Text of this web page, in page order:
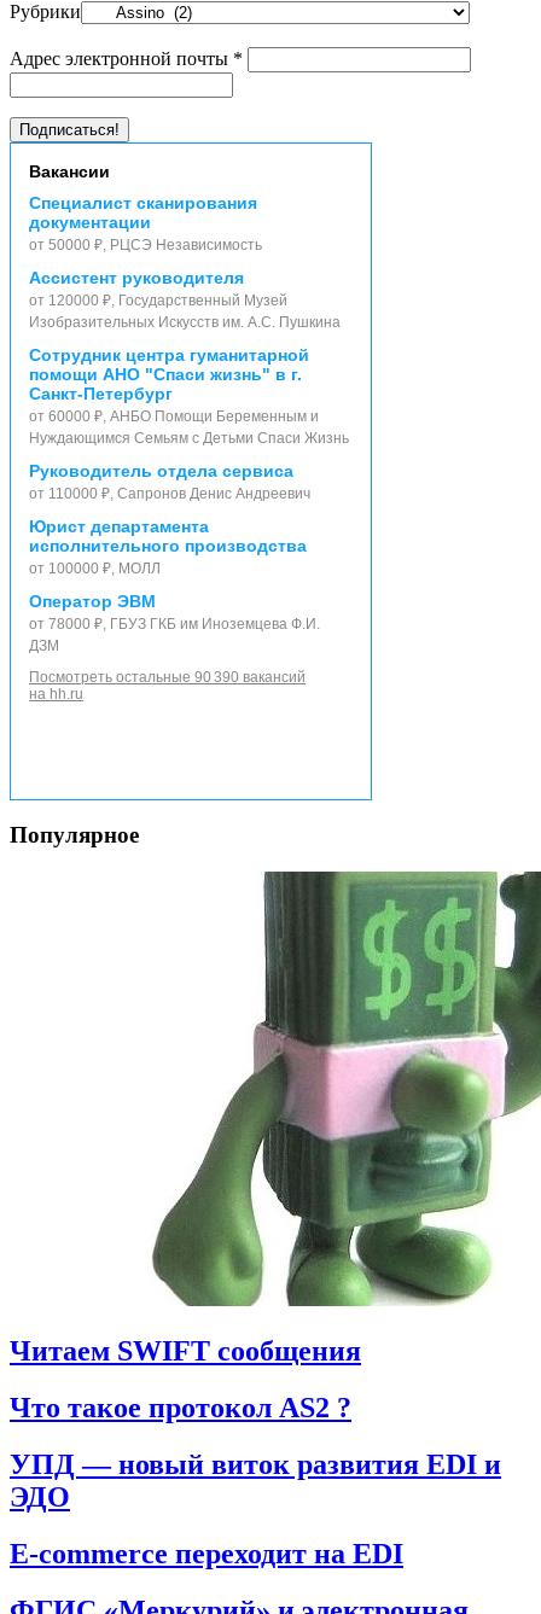
Рубрики
Адрес электронной почты *
Вакансии
Специалист сканирования
документации
от 50000 ₽, РЦСЭ Независимость
Ассистент руководителя
от 120000 ₽, Государственный Музей
Изобразительных Искусств им. А.С. Пушкина
Сотрудник центра гуманитарной
помощи АНО "Спаси жизнь" в г.
Санкт-Петербург
от 60000 ₽, АНБО Помощи Беременным и
Нуждающимся Семьям с Детьми Спаси Жизнь
Руководитель отдела сервиса
от 110000 ₽, Сапронов Денис Андреевич
Юрист департамента
исполнительного производства
от 100000 ₽, МОЛЛ
Оператор ЭВМ
от 78000 ₽, ГБУЗ ГКБ им Иноземцева Ф.И.
ДЗМ
Посмотреть остальные 90 390 вакансий
на hh.ru
Популярное
Читаем SWIFT сообщения
Что такое протокол AS2 ?
УПД — новый виток развития EDI и
ЭДО
E-commerce переходит на EDI